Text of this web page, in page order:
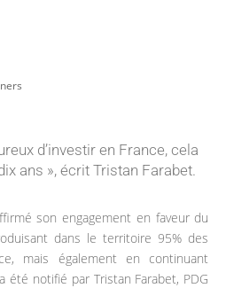
d’investir en France, cela
ans », écrit Tristan Farabet.
son engagement en faveur du
dans le territoire 95% des
mais également en continuant
été notifié par Tristan Farabet, PDG